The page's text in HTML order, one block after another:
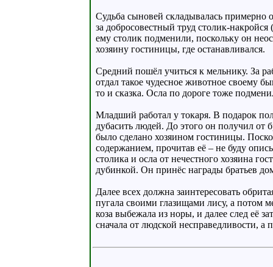
Судьба сыновей складывалась примерно
за добросовестный труд столик-
ему столик подменили, поскольку он
хозяину гостиницы, где останавливался.
Средний пошёл учиться к мельнику. За
отдал такое чудесное животное своему
то и сказка. Осла по дороге тоже
Младший работал у токаря. В подарок
дубасить людей. До этого он получил от
было сделано хозяином гостиницы.
содержанием, прочитав её – не буду
столика и осла от нечестного хозяина
дубинкой. Он принёс награды братьев
Далее всех должна заинтересовать
пугала своими глазищами лису, а потом
коза выбежала из норы, и далее след её
сначала от людской несправедливости,